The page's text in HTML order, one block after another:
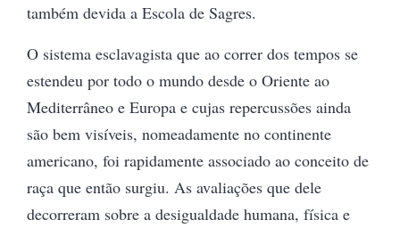
também devida a Escola de Sagres.
O sistema esclavagista que ao correr dos tempos se
estendeu por todo o mundo desde o Oriente ao
Mediterrâneo e Europa e cujas repercussões ainda
são bem visíveis, nomeadamente no continente
americano, foi rapidamente associado ao conceito de
raça que então surgiu. As avaliações que dele
decorreram sobre a desigualdade humana, física e